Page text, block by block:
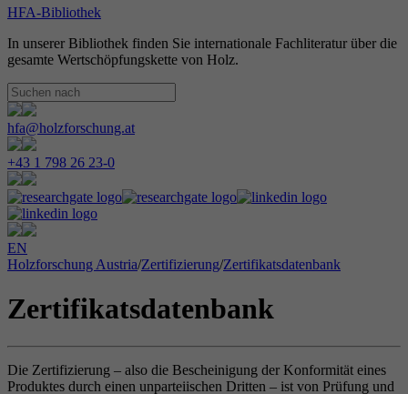
HFA-Bibliothek
In unserer Bibliothek finden Sie internationale Fachliteratur über die
gesamte Wertschöpfungskette von Holz.
hfa@holzforschung.at
+43 1 798 26 23-0
EN
Holzforschung Austria/Zertifizierung/Zertifikatsdatenbank
Zertifikatsdatenbank
Die Zertifizierung – also die Bescheinigung der Konformität eines
Produktes durch einen unparteiischen Dritten – ist von Prüfung und